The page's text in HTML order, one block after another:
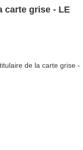
carte grise - LE